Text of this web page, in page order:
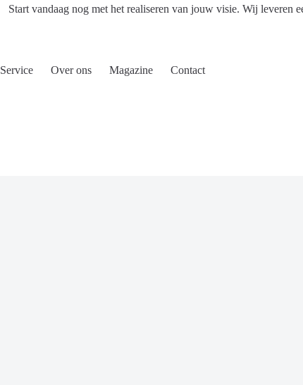
Start vandaag nog met het realiseren van jouw visie. Wij leveren
Service Over ons Magazine Contact